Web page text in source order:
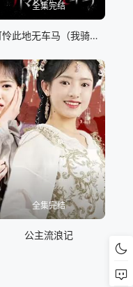
全集完结
可怜此地无车马（我骑个电驴怎么了）
全集完结
公主流浪记